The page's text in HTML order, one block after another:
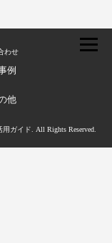
わせ
例
他
ガイド. All Rights Reserved.